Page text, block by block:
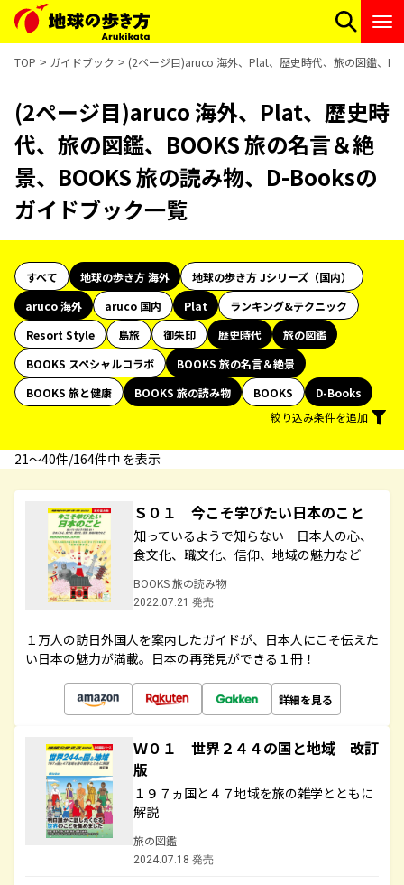
TOP ガイドブック (2ページ目)aruco 海外、Plat、歴史時代、旅の図鑑、
(2ページ目)aruco 海外、Plat、歴史時
代、旅の図鑑、BOOKS 旅の名言＆絶
景、BOOKS 旅の読み物、D-Booksの
ガイドブック一覧
すべて 地球の歩き方 海外
地球の歩き方 Jシリーズ（国内）
aruco 海外
aruco 国内 Plat
ランキング&テクニック
Resort Style
島旅 御朱印 歴史時代
旅の図鑑
BOOKS スペシャルコラボ
BOOKS 旅の名言＆絶景
BOOKS 旅と健康
BOOKS 旅の読み物 BOOKS
D-Books
絞り込み条件を追加
21〜40件/164件中 を表示
Ｓ０１ 今こそ学びたい日本のこと
知っているようで知らない 日本人の心、
食文化、職文化、信仰、地域の魅力など
BOOKS 旅の読み物
2022.07.21 発売
１万人の訪日外国人を案内したガイドが、日本人にこそ伝えた
い日本の魅力が満載。日本の再発見ができる１冊！
詳細を見る
Ｗ０１ 世界２４４の国と地域 改訂
版
１９７ヵ国と４７地域を旅の雑学とともに
解説
旅の図鑑
2024.07.18 発売